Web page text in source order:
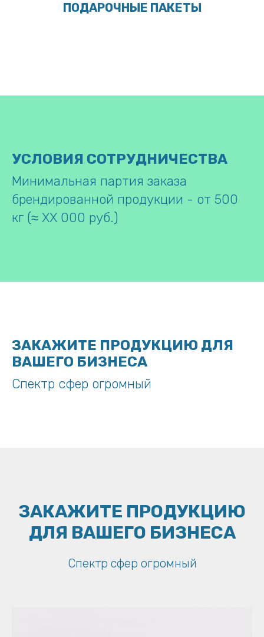
ПОДАРОЧНЫЕ ПАКЕТЫ
УСЛОВИЯ СОТРУДНИЧЕСТВА
Минимальная партия заказа
брендированной продукции - от 500
кг (≈ ХХ 000 руб.)
ЗАКАЖИТЕ ПРОДУКЦИЮ ДЛЯ
ВАШЕГО БИЗНЕСА
Спектр сфер огромный
ЗАКАЖИТЕ ПРОДУКЦИЮ
ДЛЯ ВАШЕГО БИЗНЕСА
Спектр сфер огромный